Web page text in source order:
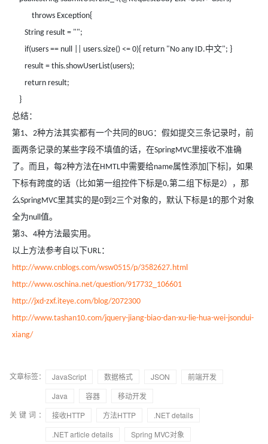
throws Exception{
String result = "";
if(users == null || users.size() <= 0){ return "No any ID.中文"; }
result = this.showUserList(users);
return result;
}
总结：
第1、 2种方法其实都有一个共同的BUG ：假如提交三条记录时，前
面两条记录的某些字段不填值的话，在SpringMVC里接收不准确
了。而且，每2种方法在HMTL中需要给name属性添加 下标 ，如果
下标有跨度的话（比如第一组控件下标是0,第二组下标是2），那
么SpringMVC里其实的是0到 2三个对象的，默认下标是1的那个对象
全为null值。
第3、 4种方法最实用。
以上方法参考自以下URL：
http://www.cnblogs.com/wsw0515/p/3582627.html
http://www.oschina.net/question/917732_106601
http://jxd-zxf.iteye.com/blog/2072300
http://www.tashan10.com/jquery-jiang-biao-dan-xu-lie-hua-wei-jsondui-
xiang/
文章标签： JavaScript 数据格式 JSON
前端开发
Java
容器
移动开发
关键词：
接收HTTP 方法HTTP
.NET details
.NET article details
Spring MVC对象